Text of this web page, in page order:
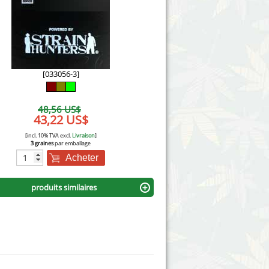
Victory Seeds
Vision Seeds
White Label Seeds
World of Seeds
CBD Chanvre Industriel
[033056-3]
48,56 US$
43,22 US$
[incl. 10% TVA excl.Livraison]
3 grainespar emballage
Acheter
produits similaires